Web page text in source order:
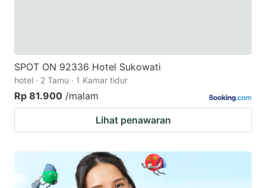
SPOT ON 92336 Hotel Sukowati
hotel · 2 Tamu · 1 Kamar tidur
Rp 81.900 /malam
Lihat penawaran